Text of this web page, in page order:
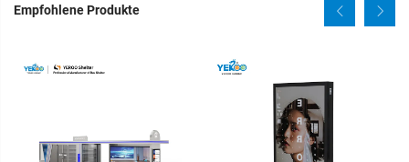
Empfohlene Produkte